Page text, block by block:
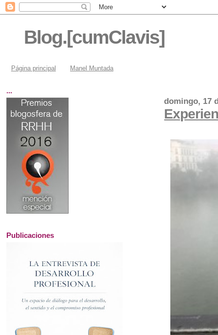
Blog.[cumClavis]
Página principal Manel Muntada
domingo, 17
...
Publicaciones